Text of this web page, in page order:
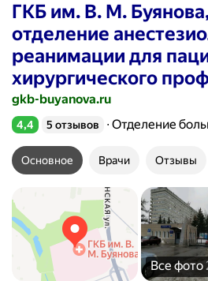
ГКБ им. В. М.
отделение
реанимации для
хирургического
gkb-buyanova.ru
Рейтинг 4,4 из 5
4,4 5 отзывов Отделение
Основное Врачи Отзывы
Все фото